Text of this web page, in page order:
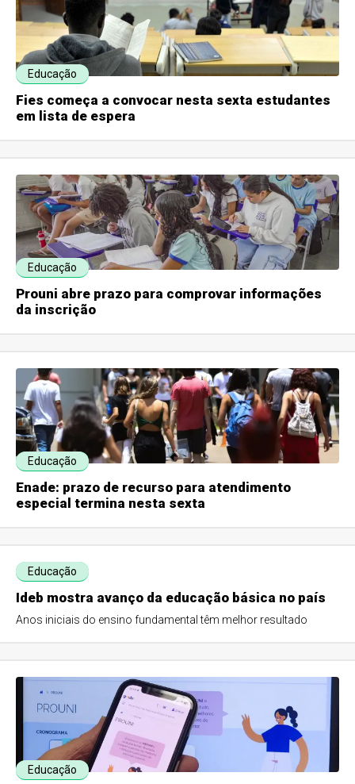
Educação
Fies começa a convocar nesta sexta estudantes
em lista de espera
Educação
Prouni abre prazo para comprovar informações
da inscrição
Educação
Enade: prazo de recurso para atendimento
especial termina nesta sexta
Educação
Ideb mostra avanço da educação básica no país
Anos iniciais do ensino fundamental têm melhor resultado
Educação